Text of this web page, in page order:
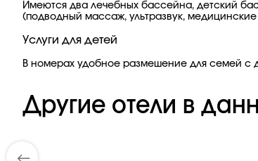
Имеются два лечебных бассейна, детский
(подводный массаж, ультразвук,
Услуги для детей
В номерах удобное размешение для семей с
Другие отели в